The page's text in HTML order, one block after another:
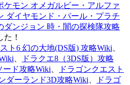
ケモン オメガルビー・アルファ
ダイヤモンド・パール・プラチ
ダンジョン 時・闇の探検隊攻略
！
ト6 幻の大地(DS版) 攻略Wiki
ドラクエ8（3DS版）攻略
ード攻略Wiki
ドラゴンクエスト
ダーランド3D攻略Wiki
ドラゴ